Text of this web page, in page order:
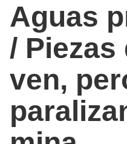
Aguas
/ Piezas
ven,